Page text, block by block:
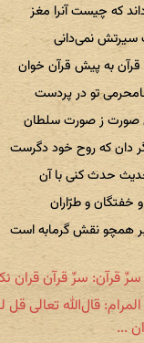
که چیست آنرا مغز
نمی‌دانی
به پیش قرآن خوان
تو در پردست
صورت ز صورت سلطان
دان که روح خود دگرست
حدث کنی با آن
خفتگان و طرّاران
همچو نقش گرمابه است
قال‌الله تعالی قل
...